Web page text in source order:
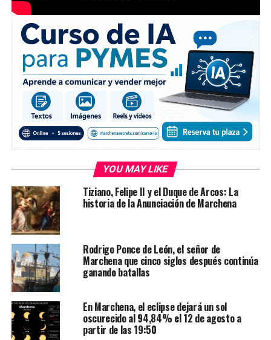
YOU MAY LIKE
Tiziano, Felipe II y el Duque de Arcos: La
historia de la Anunciación de Marchena
Rodrigo Ponce de León, el señor de
Marchena que cinco siglos después continúa
ganando batallas
En Marchena, el eclipse dejará un sol
oscurecido al 94,84% el 12 de agosto a
partir de las 19:50